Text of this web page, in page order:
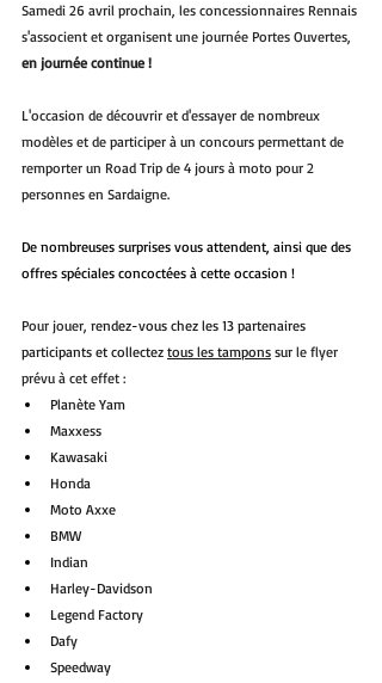
Samedi 26 avril prochain, les concessionnaires Rennais
s'associent et organisent une journée Portes Ouvertes,
en journée continue !
L'occasion de découvrir et d'essayer de nombreux
modèles et de participer à un concours permettant de
remporter un Road Trip de 4 jours à moto pour 2
personnes en Sardaigne.
De nombreuses surprises vous attendent, ainsi que des
offres spéciales concoctées à cette occasion !
Pour jouer, rendez-vous chez les 13 partenaires
participants et collectez tous les tampons sur le flyer
prévu à cet effet :
Planète Yam
Maxxess
Kawasaki
Honda
Moto Axxe
BMW
Indian
Harley-Davidson
Legend Factory
Dafy
Speedway